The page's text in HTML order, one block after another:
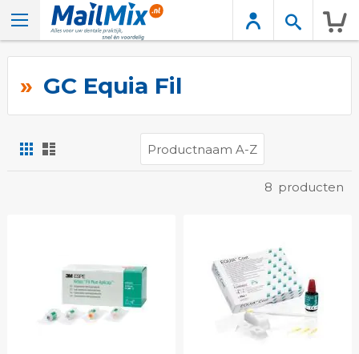
GC Equia Fil
Foto-
tabel
8 producten